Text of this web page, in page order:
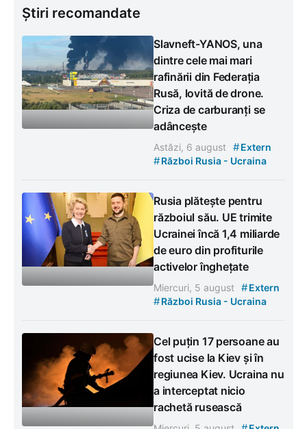
Știri recomandate
Slavneft-YANOS, una
dintre cele mai mari
rafinării din Federația
Rusă, lovită de drone.
Criza de carburanți se
adâncește
Astăzi, 6 august #Extern
#Război Rusia - Ucraina
Rusia plătește pentru
războiul său. UE trimite
Ucrainei încă 1,4 miliarde
de euro din profiturile
activelor înghețate
Miercuri, 5 august #Extern
#Război Rusia - Ucraina
Cel puțin 17 persoane au
fost ucise la Kiev și în
regiunea Kiev. Ucraina nu
a interceptat nicio
rachetă rusească